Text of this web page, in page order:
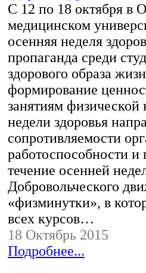
С 12 по 18 октября в
медицинском
осенняя неделя
пропаганда среди
здорового образа
формирование
занятиям
недели здоровья
сопротивляемости
работоспособности и
течение осенней
Добровольческого
«физминутки», в
всех курсов…
18 Октябрь 2015
Подробнее...